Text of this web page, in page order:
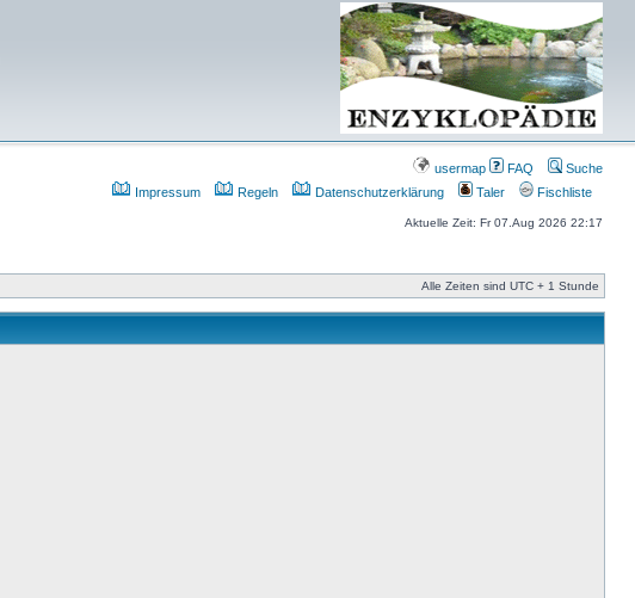
usermap FAQ
Suche
Impressum
Regeln Datenschutzerklärung Taler Fischliste
Aktuelle Zeit: Fr 07.Aug 2026 22:17
Alle Zeiten sind UTC + 1 Stunde